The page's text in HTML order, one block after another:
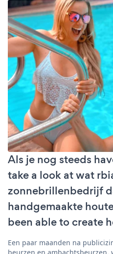
Als je nog steeds
take a look at wat
zonnebrillenbedrijf
handgemaakte
been able to create
Een paar maanden na